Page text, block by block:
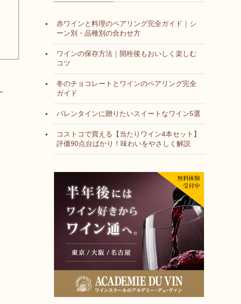
赤ワインと料理のペアリング完全ガイド｜シ
ーン別・品種別の合わせ方
ワインの保存方法｜開栓後もおいしく楽しむ
コツ
冬のチョコレートとワインのペアリング完全
ガイド
バレンタインに贈りたいスイートなワイン5選
コストコで買える【当たりワイン4本セット】
評価90点台ばかり！味わいをやさしく解説